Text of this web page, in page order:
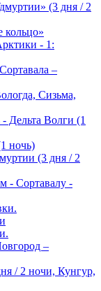
(3 дня / 2
кольцо»
- 1:
–
Сизьма,
Дельта Волги (1
ночь)
(3 дня / 2
- Сортавалу -
–
/ 2 ночи, Кунгур,